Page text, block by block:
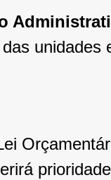
unidades